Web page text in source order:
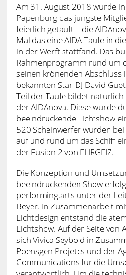
Am 31. August 2018 wurde
Papenburg das jüngste
feierlich getauft – die
Mal das eine AIDA Taufe in
in der Werft stattfand. Das
Rahmenprogramm rund um
seinen krönenden Abschluss
bekannten Star-DJ David
Teil der Taufe bildet
der AIDAnova. Diese wurde
beeindruckende Lichtshow
520 Scheinwerfer wurden
auf und rund um das Schiff
der Fusion 2 von EHRGEIZ.
Die Konzeption und
beeindruckenden Show
performing.arts unter der
Beyer. In Zusammenarbeit
Lichtdesign entstand die
Lichtshow. Auf der Seite von
sich Vivica Seybold in
Poensgen Projetcs und der
Communications für die